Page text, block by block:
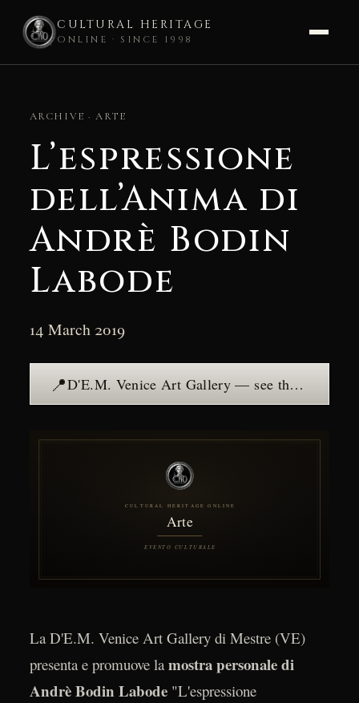
CULTURAL HERITAGE
ONLINE · SINCE 1998
contentARCHIVE · ARTE
L’espressione
dell’Anima di
Andrè Bodin
Labode
14 March 2019
📍 D'E.M. Venice Art Gallery — see the place →
La D'E.M. Venice Art Gallery di Mestre (VE)
presenta e promuove la mostra personale di
Andrè Bodin Labode"L'espressione